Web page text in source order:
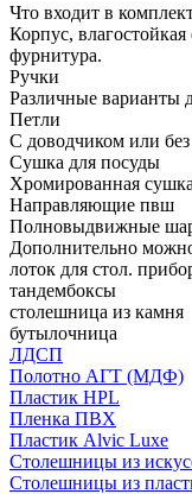
Что входит в
Корпус,
фурнитура.
Ручки
Различные варианты
Петли
С доводчиком или
Сушка для посуды
Хромированная
Направляющие пвш
Полновыдвижные
Дополнительно
лоток для стол.
тандембоксы
столешница из камня
бутылочница
ЛДСП
Полотно АГТ (МДФ)
Пластик HPL
Пленка ПВХ
Пластик Alvic Luxe
Столешницы из
Столешницы из